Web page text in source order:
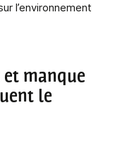
l’environnement
manque
le